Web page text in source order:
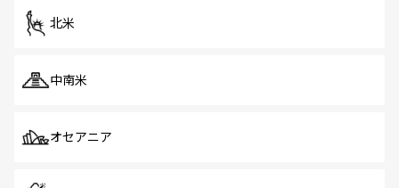
北米
中南米
オセアニア